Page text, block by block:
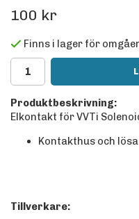
100 kr
Finns i lager för
Produktbeskrivning:
Elkontakt för VVTi
Kontakthus och
Tillverkare: